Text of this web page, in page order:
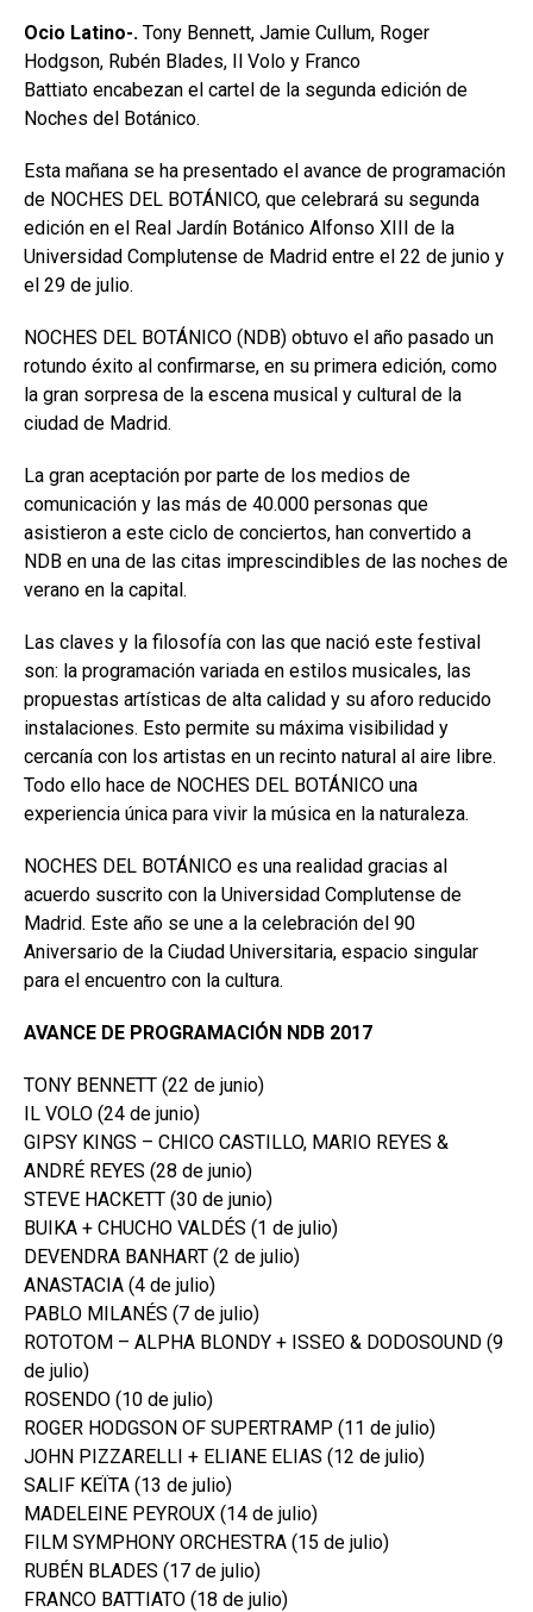
Ocio Latino-. Tony Bennett, Jamie Cullum, Roger
Hodgson, Rubén Blades, Il Volo y Franco
Battiato encabezan el cartel de la segunda edición de
Noches del Botánico.
Esta mañana se ha presentado el avance de programación
de NOCHES DEL BOTÁNICO, que celebrará su segunda
edición en el Real Jardín Botánico Alfonso XIII de la
Universidad Complutense de Madrid entre el 22 de junio y
el 29 de julio.
NOCHES DEL BOTÁNICO (NDB) obtuvo el año pasado un
rotundo éxito al confirmarse, en su primera edición, como
la gran sorpresa de la escena musical y cultural de la
ciudad de Madrid.
La gran aceptación por parte de los medios de
comunicación y las más de 40.000 personas que
asistieron a este ciclo de conciertos, han convertido a
NDB en una de las citas imprescindibles de las noches de
verano en la capital.
Las claves y la filosofía con las que nació este festival
son: la programación variada en estilos musicales, las
propuestas artísticas de alta calidad y su aforo reducido
instalaciones. Esto permite su máxima visibilidad y
cercanía con los artistas en un recinto natural al aire libre.
Todo ello hace de NOCHES DEL BOTÁNICO una
experiencia única para vivir la música en la naturaleza.
NOCHES DEL BOTÁNICO es una realidad gracias al
acuerdo suscrito con la Universidad Complutense de
Madrid. Este año se une a la celebración del 90
Aniversario de la Ciudad Universitaria, espacio singular
para el encuentro con la cultura.
AVANCE DE PROGRAMACIÓN NDB 2017
TONY BENNETT (22 de junio)
IL VOLO (24 de junio)
GIPSY KINGS – CHICO CASTILLO, MARIO REYES &
ANDRÉ REYES (28 de junio)
STEVE HACKETT (30 de junio)
BUIKA + CHUCHO VALDÉS (1 de julio)
DEVENDRA BANHART (2 de julio)
ANASTACIA (4 de julio)
PABLO MILANÉS (7 de julio)
ROTOTOM – ALPHA BLONDY + ISSEO & DODOSOUND (9
de julio)
ROSENDO (10 de julio)
ROGER HODGSON OF SUPERTRAMP (11 de julio)
JOHN PIZZARELLI + ELIANE ELIAS (12 de julio)
SALIF KEÏTA (13 de julio)
MADELEINE PEYROUX (14 de julio)
FILM SYMPHONY ORCHESTRA (15 de julio)
RUBÉN BLADES (17 de julio)
FRANCO BATTIATO (18 de julio)